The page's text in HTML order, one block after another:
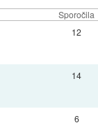
Sporočila
12
14
6